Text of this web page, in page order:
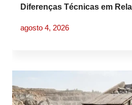
Diferenças Técnicas em
agosto 4, 2026